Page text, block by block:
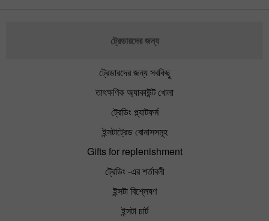
ট্রেডারদের জন্য
ট্রেডারদের জন্য সবকিছু
তাৎক্ষণিক অ্যাকাউন্ট খোলা
ট্রেডিং প্ল্যাটফর্ম
ইন্সটাট্রেড বোনাসসমূহ
Gifts for replenishment
ট্রেডিং -এর শর্তাবলী
ইন্সটা বিশ্লেষণ
ইন্সটা চার্ট